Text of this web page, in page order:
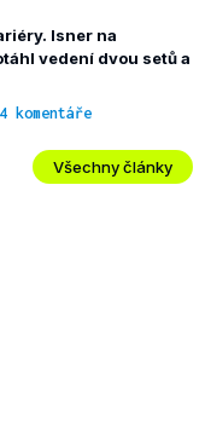
Isner na
vedení dvou setů a
4 komentáře
Všechny články